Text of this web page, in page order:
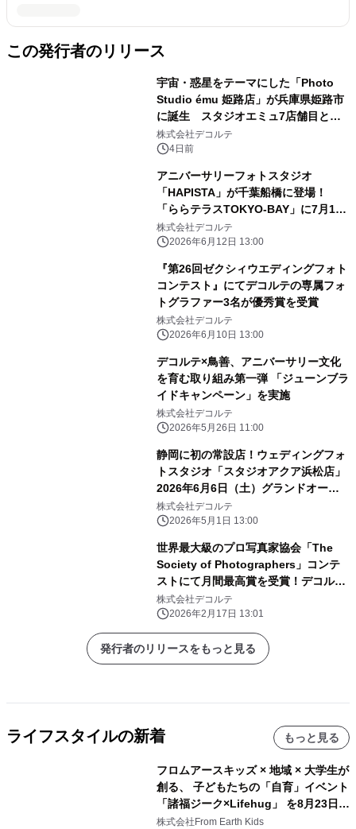
この発行者のリリース
宇宙・惑星をテーマにした「Photo
Studio ému 姫路店」が兵庫県姫路市
に誕生 スタジオエミュ7店舗目とな
る新店舗を2026年9月5日（土）グラ
ンドオープン
株式会社デコルテ
4日前
アニバーサリーフォトスタジオ
「HAPISTA」が千葉船橋に登場！
「ららテラスTOKYO-BAY」に7月1日
オープン
株式会社デコルテ
2026年6月12日 13:00
『第26回ゼクシィウエディングフォト
コンテスト』にてデコルテの専属フォ
トグラファー3名が優秀賞を受賞
株式会社デコルテ
2026年6月10日 13:00
デコルテ×鳥善、アニバーサリー文化
を育む取り組み第一弾 「ジューンブラ
イドキャンペーン」を実施
株式会社デコルテ
2026年5月26日 11:00
静岡に初の常設店！ウェディングフォ
トスタジオ「スタジオアクア浜松店」
2026年6月6日（土）グランドオープ
ン
株式会社デコルテ
2026年5月1日 13:00
世界最大級のプロ写真家協会「The
Society of Photographers」コンテ
ストにて月間最高賞を受賞！デコルテ
専属フォトグラファー7名が計10個の
賞を獲得
株式会社デコルテ
2026年2月17日 13:01
発行者のリリースをもっと見る
ライフスタイルの新着 もっと見る
フロムアースキッズ × 地域 × 大学生が
創る、 子どもたちの「自育」イベント
「諸福ジーク×Lifehug」 を8月23日
(日)開催
株式会社From Earth Kids